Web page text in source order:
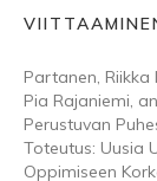
Partanen, Riikka
Pia Rajaniemi,
Perustuvan
Toteutus: Uusia
Oppimiseen